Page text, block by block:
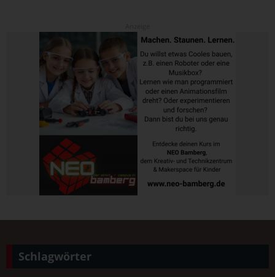
Schlagwörter